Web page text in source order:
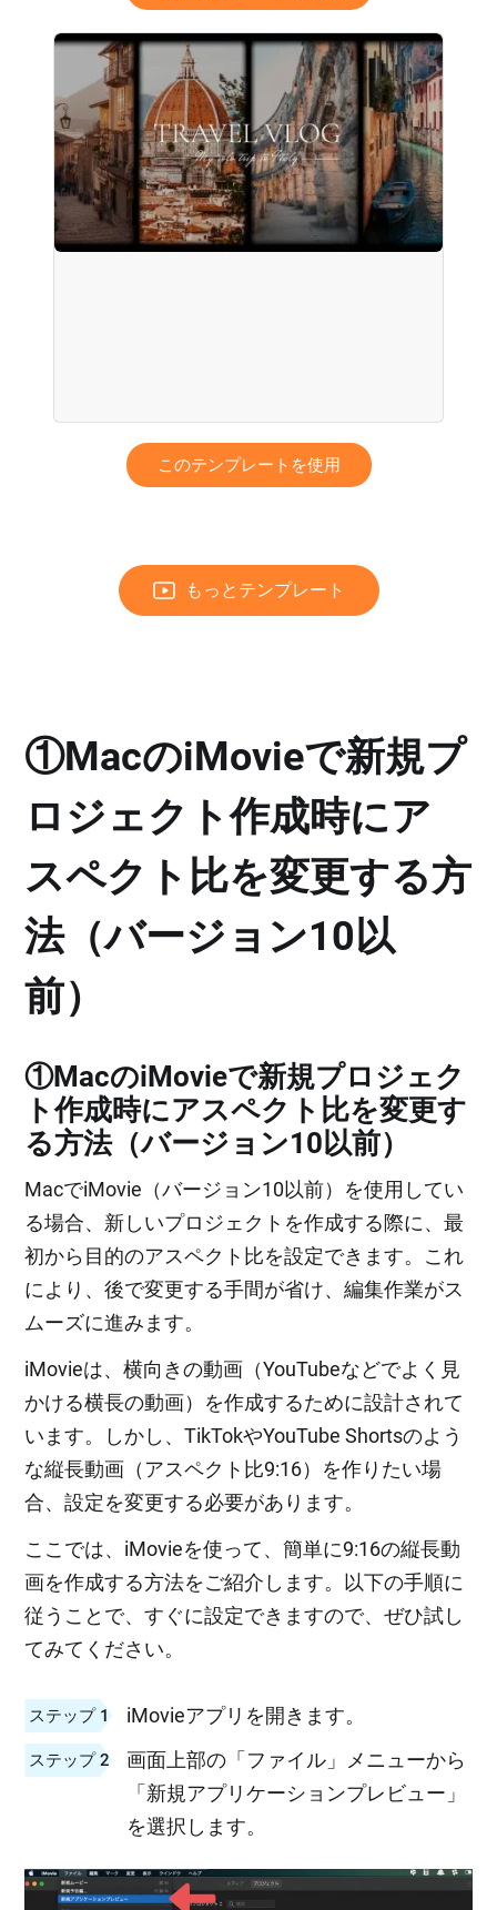
このテンプレートを使用
もっとテンプレート
①MacのiMovieで新規プ
ロジェクト作成時にア
スペクト比を変更する方
法（バージョン10以
前）
①MacのiMovieで新規プロジェク
ト作成時にアスペクト比を変更す
る方法（バージョン10以前）
MacでiMovie（バージョン10以前）を使用してい
る場合、新しいプロジェクトを作成する際に、最
初から目的のアスペクト比を設定できます。これ
により、後で変更する手間が省け、編集作業がス
ムーズに進みます。
iMovieは、横向きの動画（YouTubeなどでよく見
かける横長の動画）を作成するために設計されて
います。しかし、TikTokやYouTube Shortsのよう
な縦長動画（アスペクト比9:16）を作りたい場
合、設定を変更する必要があります。
ここでは、iMovieを使って、簡単に9:16の縦長動
画を作成する方法をご紹介します。以下の手順に
従うことで、すぐに設定できますので、ぜひ試し
てみてください。
ステップ 1 iMovieアプリを開きます。
ステップ 2
画面上部の「ファイル」メニューから
「新規アプリケーションプレビュー」
を選択します。